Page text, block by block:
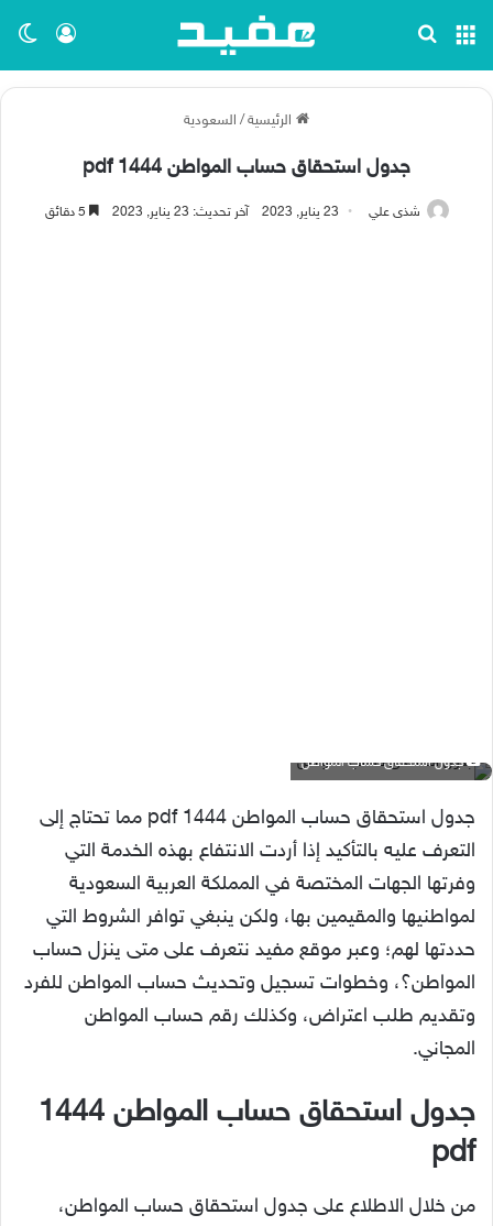
تسجيل القائمة
الرئيسية/ السعودية
جدول استحقاق حساب المواطن 1444 pdf
شذى علي 23 يناير, 2023 آخر تحديث: 23 يناير, 2023
جدول استحقاق حساب المواطن
جدول استحقاق حساب المواطن 1444 pdf مما تحتاج إلى
التعرف عليه بالتأكيد إذا أردت الانتفاع بهذه الخدمة التي
وفرتها الجهات المختصة في المملكة العربية السعودية
لمواطنيها والمقيمين بها، ولكن ينبغي توافر الشروط التي
حددتها لهم؛ وعبر موقع مفيد نتعرف على متى ينزل حساب
المواطن؟، وخطوات تسجيل وتحديث حساب المواطن للفرد
وتقديم طلب اعتراض، وكذلك رقم حساب المواطن
المجاني.
جدول استحقاق حساب المواطن 1444
pdf
من خلال الاطلاع على جدول استحقاق حساب المواطن،